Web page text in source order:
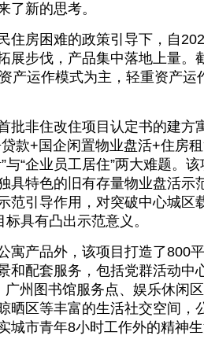
了新的思考。
住房困难的政策引导下，自
展步伐，产品集中落地上量。
产运作模式为主，轻重资产运
批非住改住项目认定书的建方
款+国企闲置物业盘活+住房
与“企业员工居住”两大难题。
具特色的旧有存量物业盘活示
范引导作用，对突破中心城区
具有凸出示范意义。
寓产品外，该项目打造了800
和配套服务，包括党群活动中
广州图书馆服务点、娱乐休闲
晒区等丰富的生活社交空间，
城市青年8小时工作外的精神